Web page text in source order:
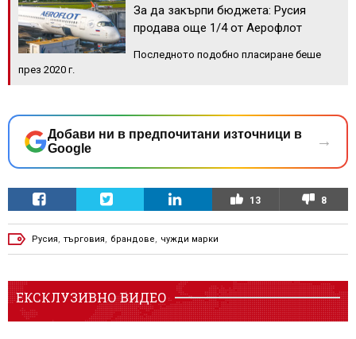
За да закърпи бюджета: Русия
продава още 1/4 от Аерофлот
Последното подобно пласиране беше
през 2020 г.
Добави ни в предпочитани източници в
Google
→
13 8
Русия търговия брандове чужди марки
ЕКСКЛУЗИВНО ВИДЕО